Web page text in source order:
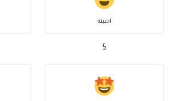
أحببته
5